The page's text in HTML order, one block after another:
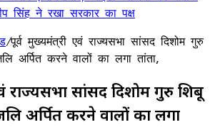
सिंह ने रखा सरकार का पक्ष
/पूर्व मुख्यमंत्री एवं राज्यसभा सांसद दिशोम गुरु
अर्पित करने वालों का लगा तांता,
राज्यसभा सांसद दिशोम गुरु शिबू
अर्पित करने वालों का लगा